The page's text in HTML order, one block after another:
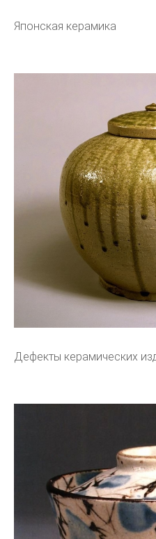
Японская керамика
Дефекты керамических